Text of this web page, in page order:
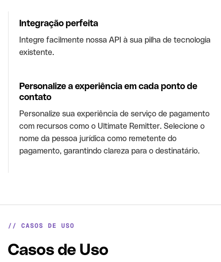
Integração perfeita
Integre facilmente nossa API à sua pilha de tecnologia
existente.
Personalize a experiência em cada ponto de
contato
Personalize sua experiência de serviço de pagamento
com recursos como o Ultimate Remitter. Selecione o
nome da pessoa jurídica como remetente do
pagamento, garantindo clareza para o destinatário.
// CASOS DE USO
Casos de Uso